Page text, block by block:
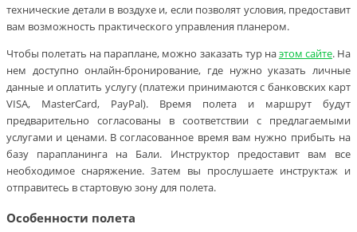
технические детали в воздухе и, если позволят условия, предоставит
вам возможность практического управления планером.
Чтобы полетать на параплане, можно заказать тур наэтом сайте. На
нем доступно онлайн-бронирование, где нужно указать личные
данные и оплатить услугу (платежи принимаются с банковских карт
VISA, MasterCard, PayPal). Время полета и маршрут будут
предварительно согласованы в соответствии с предлагаемыми
услугами и ценами. В согласованное время вам нужно прибыть на
базу парапланинга на Бали. Инструктор предоставит вам все
необходимое снаряжение. Затем вы прослушаете инструктаж и
отправитесь в стартовую зону для полета.
Особенности полета